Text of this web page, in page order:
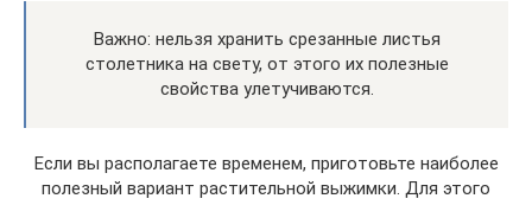
Важно: нельзя хранить срезанные листья
столетника на свету, от этого их полезные
свойства улетучиваются.
Если вы располагаете временем, приготовьте наиболее
полезный вариант растительной выжимки. Для этого